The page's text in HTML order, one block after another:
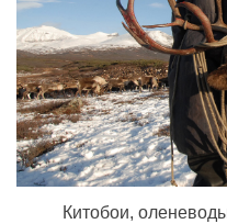
Китобои,